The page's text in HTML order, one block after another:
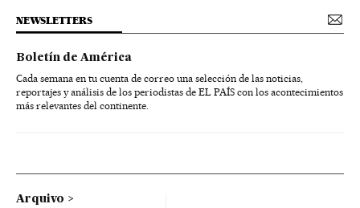
NEWSLETTERS
Boletín de América
Cada semana en tu cuenta de correo una selección de las noticias,
reportajes y análisis de los periodistas de EL PAÍS con los acontecimientos
más relevantes del continente.
Arquivo